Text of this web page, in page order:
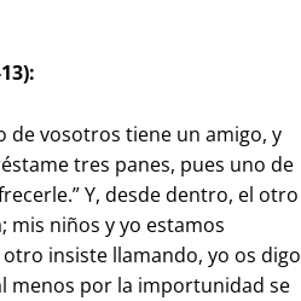
de vosotros tiene un amigo, y
tres panes, pues uno de
Y, desde dentro, el otro
mis niños y yo estamos
insiste llamando, yo os digo
menos por la importunidad se